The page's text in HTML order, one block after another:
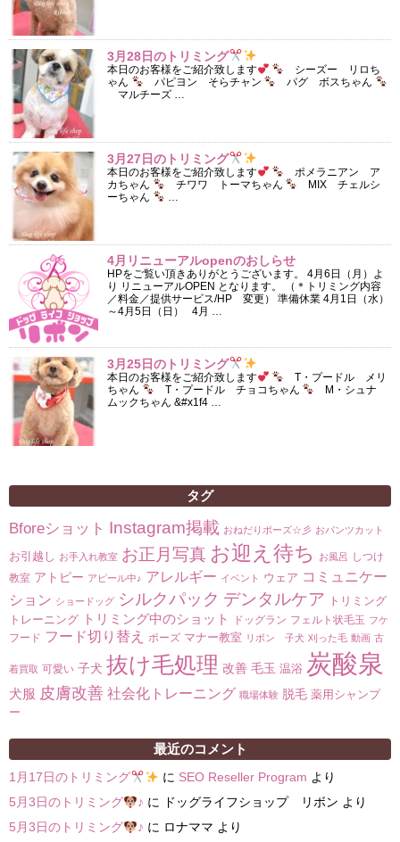
3月28日のトリミング
本日のお客様をご紹介致します
シーズー リロち
ゃん
パピヨン そらチャン
パグ ボスちゃん
マルチーズ …
3月27日のトリミング
本日のお客様をご紹介致します
ポメラニアン ア
カちゃん
チワワ トーマちゃん
MIX チェルシ
ーちゃん
…
4月リニューアルopenのおしらせ
HPをご覧い頂きありがとうございます。 4月6日（月）よ
り リニューアルOPEN となります。 （＊トリミング内容
／料金／提供サービス/HP 変更） 準備休業 4月1日（水）
～4月5日（日） 4月 …
3月25日のトリミング
本日のお客様をご紹介致します
T・プードル メリ
ちゃん
T・プードル チョコちゃん
M・シュナ
ムックちゃん &#x1f4 …
タグ
Bforeショット Instagram掲載 おねだりポーズ☆彡 おパンツカット
お引越し お手入れ教室 お正月写真 お迎え待ち お風呂 しつけ
教室 アトピー アピール中♪ アレルギー イベント ウェア コミュニケー
ション ショードッグ シルクパック デンタルケア
トリミング
トレーニング
トリミング中のショット ドッグラン フェルト状毛玉 フケ
フード フード切り替え ポーズ マナー教室 リボン 子犬 刈った毛 動画 古
着買取 可愛い 子犬 抜け毛処理 改善 毛玉 温浴 炭酸泉
犬服 皮膚改善 社会化トレーニング 職場体験 脱毛 薬用シャンプ
ー
最近のコメント
1月17日のトリミング に SEO Reseller Program より
5月3日のトリミング
♪ に ドッグライフショップ リボン より
5月3日のトリミング
♪ に ロナママ より